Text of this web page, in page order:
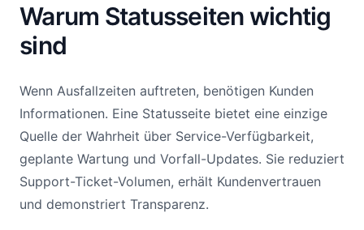
Warum Statusseiten wichtig
sind
Wenn Ausfallzeiten auftreten, benötigen Kunden
Informationen. Eine Statusseite bietet eine einzige
Quelle der Wahrheit über Service-Verfügbarkeit,
geplante Wartung und Vorfall-Updates. Sie reduziert
Support-Ticket-Volumen, erhält Kundenvertrauen
und demonstriert Transparenz.